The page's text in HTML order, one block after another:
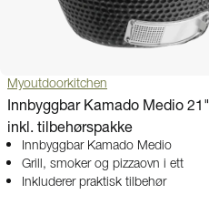
Myoutdoorkitchen
Innbyggbar Kamado Medio 21"
inkl. tilbehørspakke
Innbyggbar Kamado Medio
Grill, smoker og pizzaovn i ett
Inkluderer praktisk tilbehør